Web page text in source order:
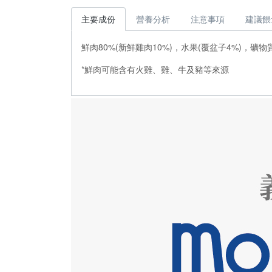
主要成份 營養分析 注意事項 建議
鮮肉80%(新鮮雞肉10%)，水果(覆盆子4%)，礦物
*鮮肉可能含有火雞、雞、牛及豬等來源